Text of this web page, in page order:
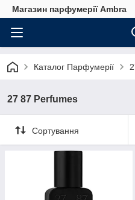
Магазин парфумерії Ambra
Каталог Парфумерії
27 87 Perfumes
Сортування